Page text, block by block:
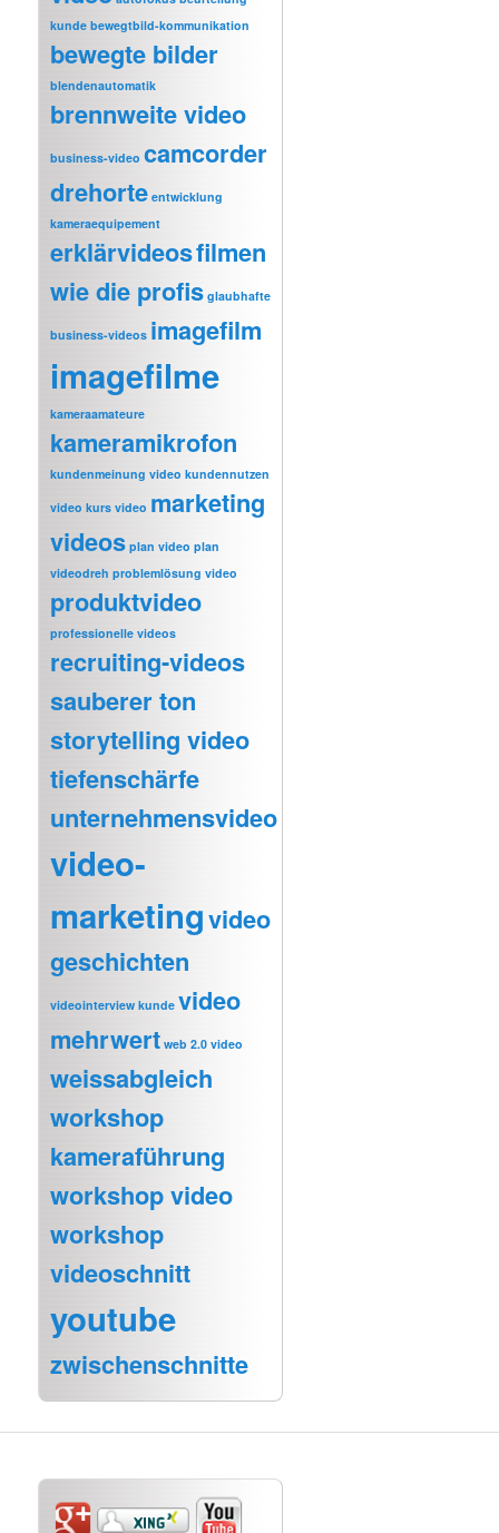
kunde bewegtbild-kommunikation
bewegte bilder
blendenautomatik
brennweite video
business-video camcorder
drehorte entwicklung
kameraequipement
erklärvideosfilmen
wie die profis glaubhafte
business-videos imagefilm
imagefilme
kameraamateure
kameramikrofon
kundenmeinung video kundennutzen
video kurs video marketing
videos plan video plan
videodreh problemlösung video
produktvideo
professionelle videos
recruiting-videos
sauberer ton
storytelling video
tiefenschärfe
unternehmensvideo
video-
marketingvideo
geschichten
videointerview kunde video
mehrwert web 2.0 video
weissabgleich
workshop
kameraführung
workshop video
workshop
videoschnitt
youtube
zwischenschnitte